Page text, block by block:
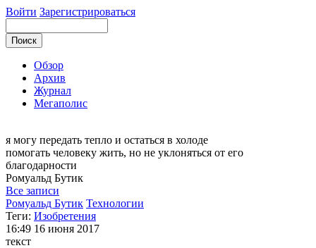
Войти Зарегистрироваться
Обзор
Архив
Журнал
Мегаполис
я могу передать тепло и остаться в холоде
помогать человеку жить, но не уклоняться от его
благодарности
Ромуальд Бутик
Все записи
Ромуальд Бутик Технологии
Теги: Изобретения
16:49 16 июня 2017
текст